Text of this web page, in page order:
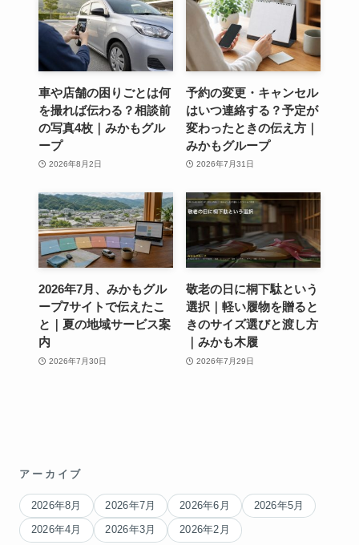
車や店舗の困りごとは何
を撮れば伝わる？相談前
の写真4枚｜みかもグル
ープ
2026年8月2日
予約の変更・キャンセル
はいつ連絡する？予定が
変わったときの伝え方｜
みかもグループ
2026年7月31日
2026年7月、みかもグル
ープ7サイトで伝えたこ
と｜夏の地域サービス案
内
2026年7月30日
敬老の日に桐下駄という
選択｜軽い履物を贈ると
きのサイズ選びと渡し方
｜みかも木履
2026年7月29日
アーカイブ
2026年8月 2026年7月 2026年6月 2026年5月
2026年4月 2026年3月 2026年2月